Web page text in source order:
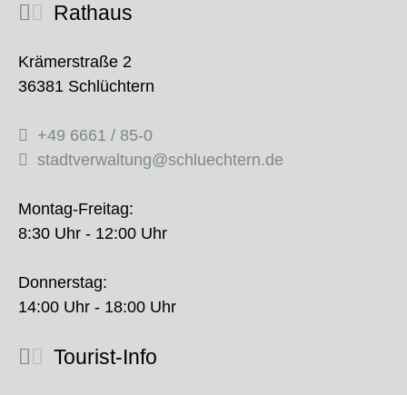
Rathaus
Krämerstraße 2
36381 Schlüchtern
+49 6661 / 85-0
stadtverwaltung@schluechtern.de
Montag-Freitag:
8:30 Uhr - 12:00 Uhr
Donnerstag:
14:00 Uhr - 18:00 Uhr
Tourist-Info